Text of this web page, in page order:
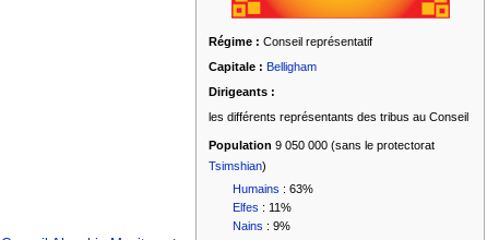
Régime : Conseil représentatif
Capitale : Belligham
Dirigeants :
les différents représentants des tribus au Conseil
Population 9 050 000 (sans le protectorat
Tsimshian)
Humains : 63%
Elfes : 11%
Nains : 9%